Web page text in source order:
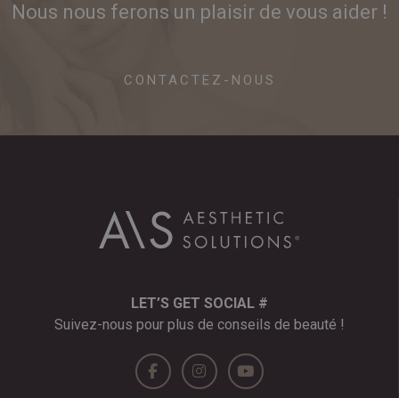
Nous nous ferons un plaisir de vous aider !
CONTACTEZ-NOUS
LET’S GET SOCIAL #
Suivez-nous pour plus de conseils de beauté !